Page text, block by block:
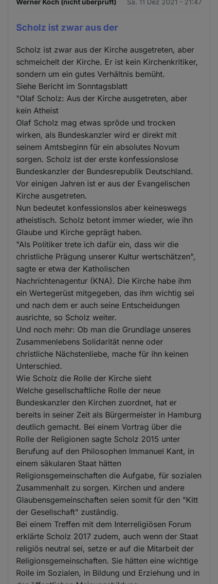
Werner Koch (nicht überprüft) Sa. 11 Dez 2021 - 21:47
Scholz ist zwar aus der
Scholz ist zwar aus der Kirche ausgetreten, aber
schmeichelt der Kirche. Er ist kein Kirchenkritiker,
sondern um ein gutes Verhältnis bemüht.
Siehe Bericht im Sonntagsblatt
"Olaf Scholz: Aus der Kirche ausgetreten, aber
kein Atheist
Olaf Scholz mag etwas spröde und trocken
wirken, als Bundeskanzler wird er direkt mit
seinem Amtsbeginn für ein absolutes Novum
sorgen. Scholz ist der erste konfessionslose
Bundeskanzler der Bundesrepublik Deutschland.
Vor einigen Jahren ist er aus der Evangelischen
Kirche ausgetreten.
Nun bedeutet konfessionslos aber keineswegs
atheistisch. Scholz betont immer wieder, wie ihn
Glaube und Kirche geprägt haben.
"Als Politiker trete ich dafür ein, dass wir die
christliche Prägung unserer Kultur wertschätzen",
sagte er etwa der Katholischen
Nachrichtenagentur (KNA). Die Kirche habe ihm
ein Wertegerüst mitgegeben, das ihm wichtig sei
und nach dem er auch seine Entscheidungen
ausrichte, so Scholz weiter.
Und noch mehr: Ob man die Grundlage unseres
Zusammenlebens Solidarität nenne oder
christliche Nächstenliebe, mache für ihn keinen
Unterschied.
Wie Scholz die Rolle der Kirche sieht
Welche gesellschaftliche Rolle der neue
Bundeskanzler den Kirchen zuordnet, hat er
bereits in seiner Zeit als Bürgermeister in Hamburg
deutlich gemacht. Bei einem Vortrag über die
Rolle der Religionen sagte Scholz 2015 unter
Berufung auf den Philosophen Immanuel Kant, in
einem säkularen Staat hätten
Religionsgemeinschaften die Aufgabe, für sozialen
Zusammenhalt zu sorgen. Kirchen und andere
Glaubensgemeinschaften seien somit für den "Kitt
der Gesellschaft" zuständig.
Bei einem Treffen mit dem Interreligiösen Forum
erklärte Scholz 2017 zudem, auch wenn der Staat
religiös neutral sei, setze er auf die Mitarbeit der
Religionsgemeinschaften. Sie hätten eine wichtige
Rolle im Sozialen, in Bildung und Erziehung und in